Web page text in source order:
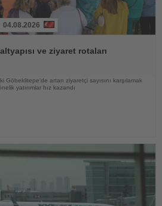
04.08.2026
ve ziyaret rotaları
Göbeklitepe'de artan ziyaretçi sayısını karşılamak
yatırımlar hız kazandı